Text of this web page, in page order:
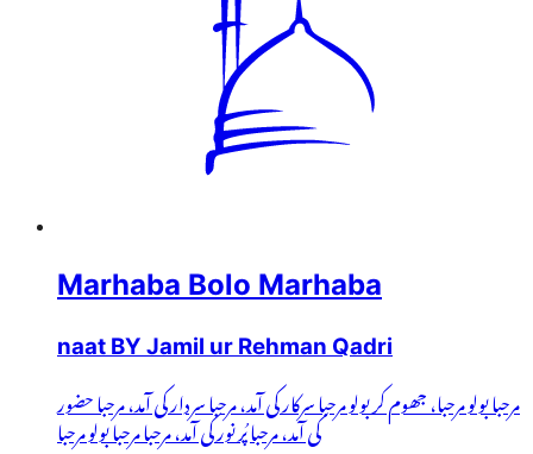
Marhaba Bolo Marhaba
naat BY Jamil ur Rehman Qadri
مرحبا بولو مرحبا، جھوم کر بولو مرحبا سرکار کی آمد، مرحبا سردار کی آمد، مرحبا حضور
کی آمد، مرحبا پُر نور کی آمد، مرحبا مرحبا بولو مرحبا